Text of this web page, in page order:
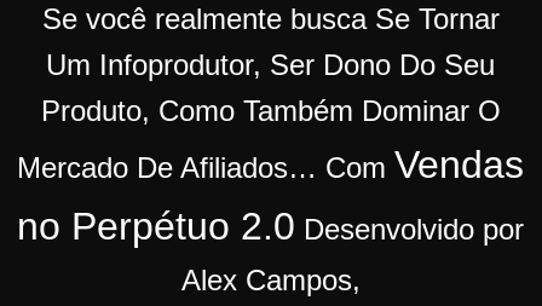
u
r
Se você realmente busca Se Tornar
Um Infoprodutor, Ser Dono Do Seu
Produto, Como Também Dominar O
Mercado De Afiliados… Com Vendas
no Perpétuo 2.0 Desenvolvido por
Alex Campos,